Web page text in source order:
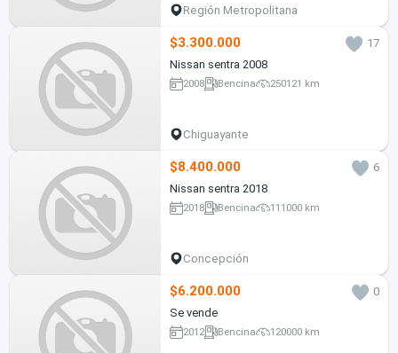
Región Metropolitana
$3.300.000
17
Nissan sentra 2008
2008 Bencina 250121 km
Chiguayante
$8.400.000
6
Nissan sentra 2018
2018 Bencina 111000 km
Concepción
$6.200.000
0
Se vende
2012 Bencina 120000 km